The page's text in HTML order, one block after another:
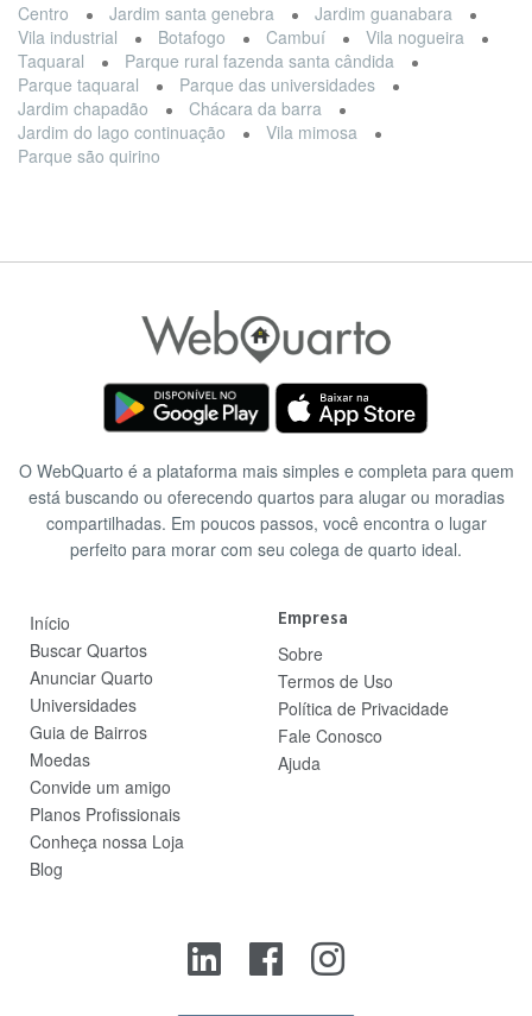
Centro Jardim santa genebra
Jardim guanabara
Vila industrial
Botafogo Cambuí
Vila nogueira
Taquaral
Parque rural fazenda santa cândida
Parque taquaral
Parque das universidades
Jardim chapadão
Chácara da barra
Jardim do lago continuação
Vila mimosa
Parque são quirino
O WebQuarto é a plataforma mais simples e completa para quem
está buscando ou oferecendo quartos para alugar ou moradias
compartilhadas. Em poucos passos, você encontra o lugar
perfeito para morar com seu colega de quarto ideal.
Início
Buscar Quartos
Anunciar Quarto
Universidades
Guia de Bairros
Moedas
Convide um amigo
Planos Profissionais
Conheça nossa Loja
Blog
Empresa
Sobre
Termos de Uso
Política de Privacidade
Fale Conosco
Ajuda